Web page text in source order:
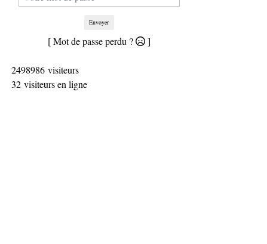
Envoyer
[ Mot de passe perdu ? ]
2498986 visiteurs
32 visiteurs en ligne